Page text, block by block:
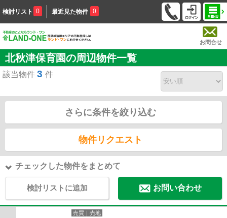
検討リスト 0 最近見た物件 0
お問合せ
北秋津保育園の周辺物件一覧
該当物件 3 件
さらに条件を絞り込む
物件リクエスト
チェックした物件をまとめて
検討リストに追加 お問い合わせ
売買｜売地